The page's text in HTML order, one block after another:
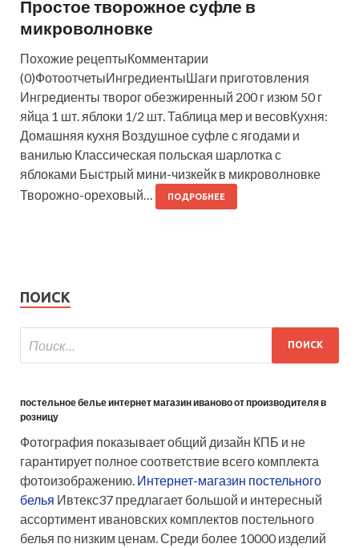
Простое творожное суфле в
микроволновке
Похожие рецептыКомментарии
(0)ФотоотчетыИнгредиентыШаги приготовления
Ингредиенты творог обезжиренный 200 г изюм 50 г
яйца 1 шт. яблоки 1/2 шт. Таблица мер и весовКухня:
Домашняя кухня Воздушное суфле с ягодами и
ванилью Классическая польская шарлотка с
яблоками Быстрый мини-чизкейк в микроволновке
Творожно-ореховый…
ПОДРОБНЕЕ
ПОИСК
постельное белье интернет магазин иваново от производителя в
розницу
Фотография показывает общий дизайн КПБ и не
гарантирует полное соответствие всего комплекта
фотоизображению. Интернет-магазин постельного
белья Ивтекс37 предлагает большой и интересный
ассортимент ивановских комплектов постельного
белья по низким ценам. Среди более 10000 изделий